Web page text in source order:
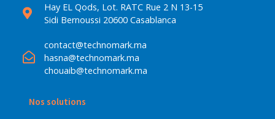
Hay EL Qods, Lot. RATC Rue 2 N 13-15
Sidi Bernoussi 20600 Casablanca
contact@technomark.ma
hasna@technomark.ma
chouaib@technomark.ma
Nos solutions